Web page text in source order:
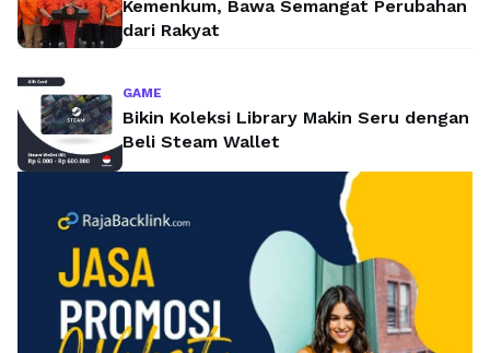
Kemenkum, Bawa Semangat Perubahan
dari Rakyat
GAME
Bikin Koleksi Library Makin Seru dengan
Beli Steam Wallet